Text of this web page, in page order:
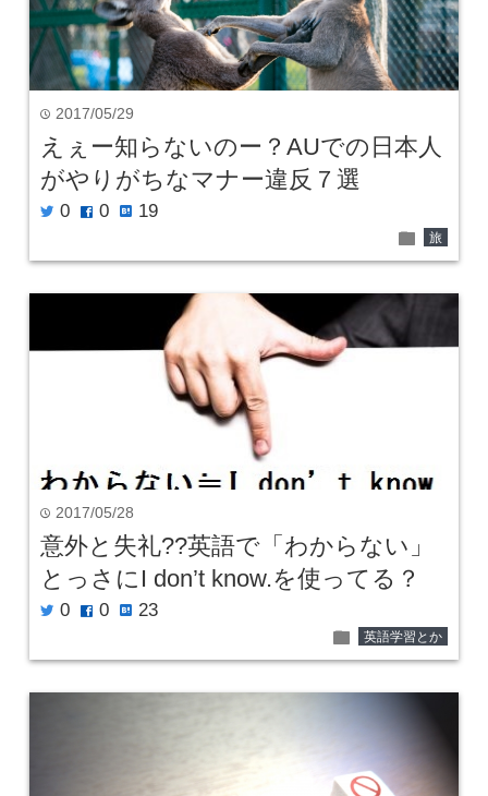
time 2017/05/29
えぇー知らないのー？AUでの日本人
がやりがちなマナー違反７選
twitter 0 facebook 0 hatenabookmark 19
folder 旅
time 2017/05/28
意外と失礼??英語で「わからない」
とっさにI don’t know.を使ってる？
twitter 0 facebook 0 hatenabookmark 23
folder 英語学習とか